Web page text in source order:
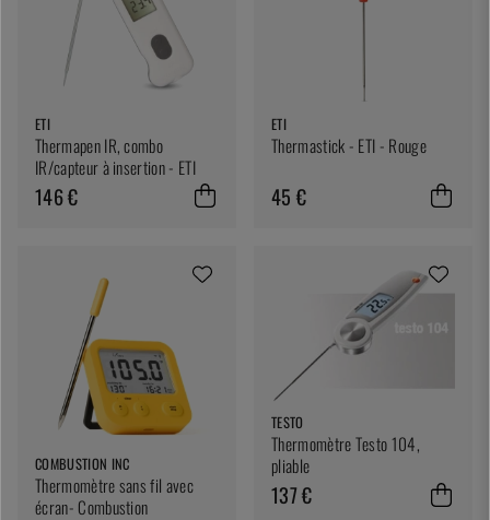
ETI
Thermapen IR, combo
IR/capteur à insertion - ETI
146 €
ETI
Thermastick - ETI - Rouge
45 €
COMBUSTION INC
Thermomètre sans fil avec
écran- Combustion
TESTO
Thermomètre Testo 104,
pliable
137 €